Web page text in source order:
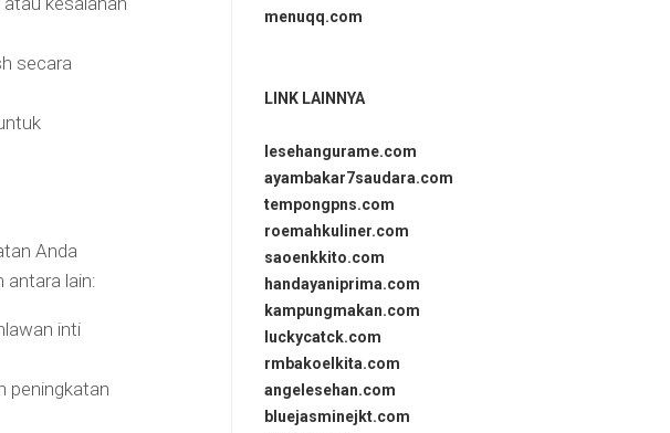
secara
Anda
antara lain:
inti
peningkatan
menuqq.com
LINK LAINNYA
lesehangurame.com
ayambakar7saudara.com
tempongpns.com
roemahkuliner.com
saoenkkito.com
handayaniprima.com
kampungmakan.com
luckycatck.com
rmbakoelkita.com
angelesehan.com
bluejasminejkt.com